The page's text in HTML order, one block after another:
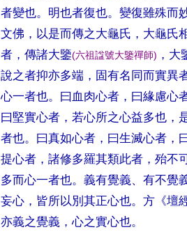
者變也。 明也者復也。變復雖殊而
文佛 ， 以是而傳之大龜氏 ， 大龜氏
者 ，傳諸大鑒(六祖諡號大鑒禪師) ， 大
說之者抑亦多端 ， 固有名同而實異
心一者也。 曰血肉心者 ， 曰緣慮心
曰堅實心者 ，若心所之心益多也 ，
者也。 曰真如心者 ， 曰生滅心者 ，
提心者 ，諸修多羅其類此者 ，殆不
多而心一者也。義有覺義、有不覺
妄心 ， 皆所以別其正心也。方 《壇
亦義之覺義 ，心之實心也。